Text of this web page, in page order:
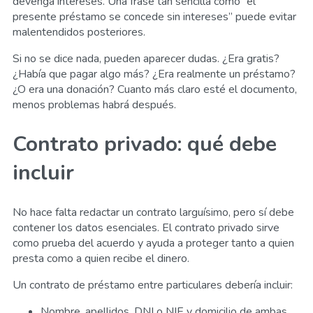
presente préstamo se concede sin intereses” puede evitar
malentendidos posteriores.
Si no se dice nada, pueden aparecer dudas. ¿Era gratis?
¿Había que pagar algo más? ¿Era realmente un préstamo?
¿O era una donación? Cuanto más claro esté el documento,
menos problemas habrá después.
Contrato privado: qué debe
incluir
No hace falta redactar un contrato larguísimo, pero sí debe
contener los datos esenciales. El contrato privado sirve
como prueba del acuerdo y ayuda a proteger tanto a quien
presta como a quien recibe el dinero.
Un contrato de préstamo entre particulares debería incluir: